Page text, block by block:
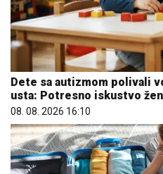
Dete sa autizmom polivali
usta: Potresno iskustvo
08. 08. 2026 16:10